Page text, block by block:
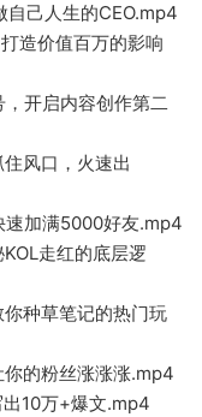
自己人生的CEO.mp4
造价值百万的影响
开启内容创作第二
风口，火速出
速加满5000好友.mp4
走红的底层逻
种草笔记的热门玩
的粉丝涨涨涨.mp4
10万+爆文.mp4